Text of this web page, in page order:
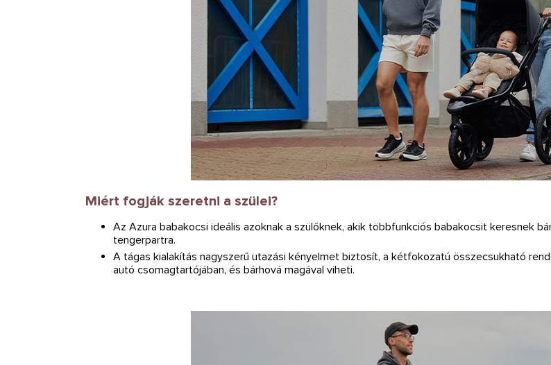
Miért fogják szeretni a szülei?
Az Azura babakocsi ideális azoknak a szülőknek, akik többfunkciós babakocsit keresnek
tengerpartra.
A tágas kialakítás nagyszerű utazási kényelmet biztosít, a kétfokozatú összecsukható
autó csomagtartójában, és bárhová magával viheti.